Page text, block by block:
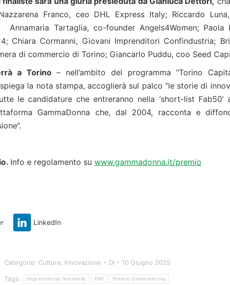
Franco, ceo DHL Express Italy; Riccardo
Tartaglia, co-founder Angels4Women; Paola
Chiara Cormanni, Giovani Imprenditori Confindustria;
di commercio di Torino; Giancarlo Puddu, coo Seed
a Torino– nell’ambito del programma “Torino
la nota stampa, accoglierà sul palco “le storie di
le candidature che entreranno nella ‘short-list Fab50’
GammaDonna che, dal 2004, racconta e
Info e regolamento su www.gammadonna.it/premio
LinkedIn
Categorie: Cultura, Innovazione Di 10 Giugno 2025
Tags: Imprenditoria femminile PMI Premio Gammadonna